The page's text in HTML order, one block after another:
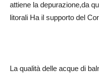
attiene la depurazione,da
litorali Ha il supporto del
La qualità delle acque di